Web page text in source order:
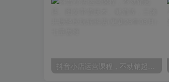
抖音小店运营课程，不动销起店、图文带货技术、截流等，三频共振轻松玩转抖店(更新26年08月)